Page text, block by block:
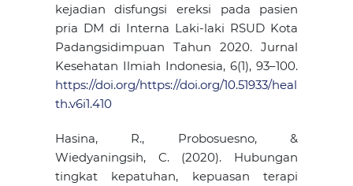
kejadian disfungsi ereksi pada pasien
pria DM di Interna Laki-laki RSUD Kota
Padangsidimpuan Tahun 2020. Jurnal
Kesehatan Ilmiah Indonesia, 6(1), 93–100.
https://doi.org/https://doi.org/10.51933/heal
th.v6i1.410
Hasina, R., Probosuesno, &
Wiedyaningsih, C. (2020). Hubungan
tingkat kepatuhan, kepuasan terapi